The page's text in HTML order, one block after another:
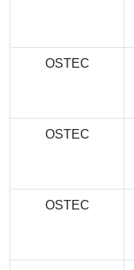
OSTEC
OSTEC
OSTEC